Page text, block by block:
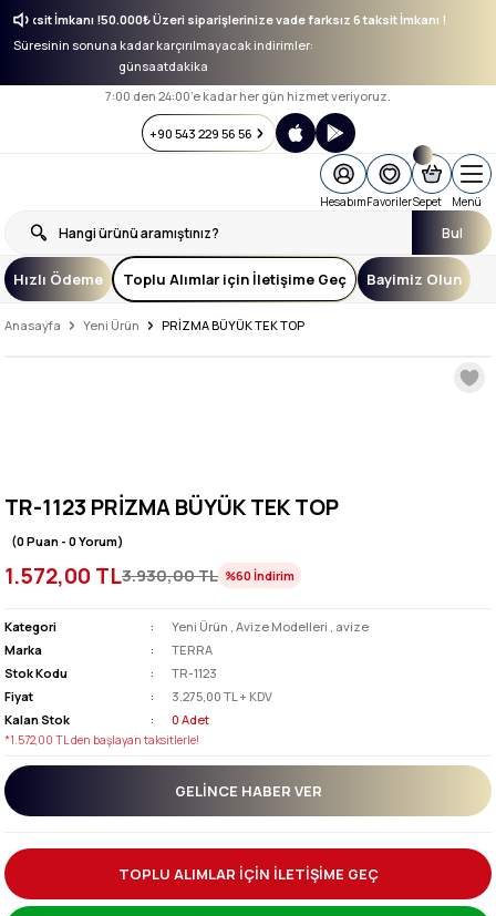
6 taksit İmkanı !50.000₺ Üzeri siparişlerinize vade farksız 6 taksit İmkanı !
Süresinin sonuna kadar karçırılmayacak indirimler:
günsaatdakika
7:00 den 24:00’e kadar her gün hizmet veriyoruz.
+90 543 229 56 56
Bul
HesabımFavorilerSepet Menü
Hızlı Ödeme Toplu Alımlar için İletişime Geç Bayimiz Olun
Anasayfa Yeni Ürün PRİZMA BÜYÜK TEK TOP
TR-1123 PRİZMA BÜYÜK TEK TOP
(0 Puan - 0 Yorum)
1.572,00 TL3.930,00 TL %60İndirim
Kategori Yeni Ürün , Avize Modelleri , avize
Marka
TERRA
Stok Kodu
TR-1123
Fiyat
3.275,00 TL + KDV
Kalan Stok
0 Adet
*1.572,00 TL den başlayan taksitlerle!
GELINCE HABER VER
TOPLU ALIMLAR İÇİN İLETİŞİME GEÇ